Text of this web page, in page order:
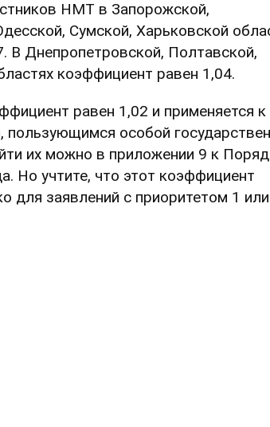
НМТ в Запорожской,
Сумской, Харьковской
В Днепропетровской, Полтавской,
коэффициент равен 1,04.
равен 1,02 и применяется к
пользующимся особой
их можно в приложении 9 к
Но учтите, что этот коэффициент
для заявлений с приоритетом 1